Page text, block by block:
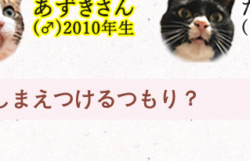
まえつけるつもり？